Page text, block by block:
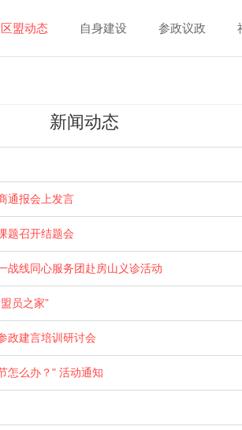
区盟动态 自身建设 参政议政
新闻动态
通报会上发言
题召开结题会
战线同心服务团赴房山义诊活动
员之家”
政建言培训研讨会
怎么办？" 活动通知